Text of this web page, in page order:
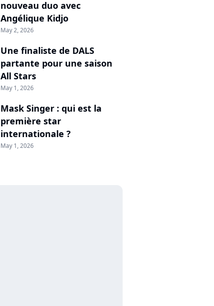
nouveau duo avec
Angélique Kidjo
May 2, 2026
Une finaliste de DALS
partante pour une saison
All Stars
May 1, 2026
Mask Singer : qui est la
première star
internationale ?
May 1, 2026